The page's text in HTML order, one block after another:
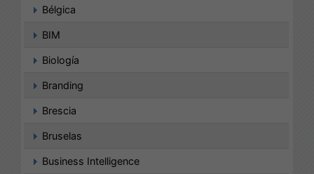
Bélgica
BIM
Biología
Branding
Brescia
Bruselas
Business Intelligence